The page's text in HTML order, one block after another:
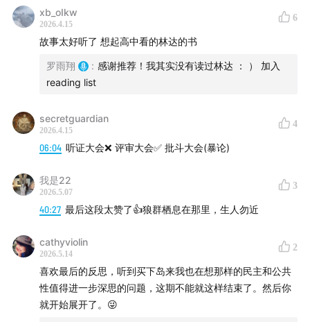
通过与这群“华尔街之狼”共事，我看到了美式民主最真实
🔊 欢迎收听3分钟系列预告，了解这档节目的世界观。
xb_oIkw
2026.4.15
6
故事太好听了 想起高中看的林达的书
罗雨翔 : 感谢推荐！我其实没有读过林达 ： ） 加入
reading list
secretguardian
2026.4.15
4
06:04 听证大会❌ 评审大会✅ 批斗大会(暴论)
我是22
2026.5.07
3
40:27 最后这段太赞了👍狼群栖息在那里，生人勿近
cathyviolin
2026.5.14
2
喜欢最后的反思，听到买下岛来我也在想那样的民主和公共
性值得进一步深思的问题，这期不能就这样结束了。然后你
就开始展开了。😜